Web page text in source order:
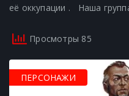
её оккупации . Наша
Просмотры 85
ПЕРСОНАЖИ